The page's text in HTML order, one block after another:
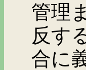
管理
反す
合に